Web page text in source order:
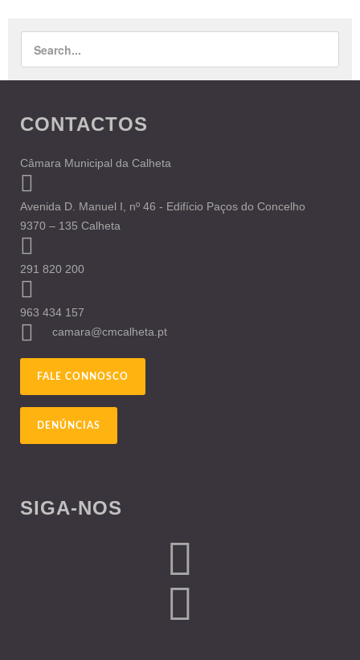
CONTACTOS
Câmara Municipal da Calheta
Avenida D. Manuel I, nº 46 - Edifício Paços do Concelho
9370 – 135 Calheta
291 820 200
963 434 157
camara@cmcalheta.pt
FALE CONNOSCO
DENÚNCIAS
SIGA-NOS